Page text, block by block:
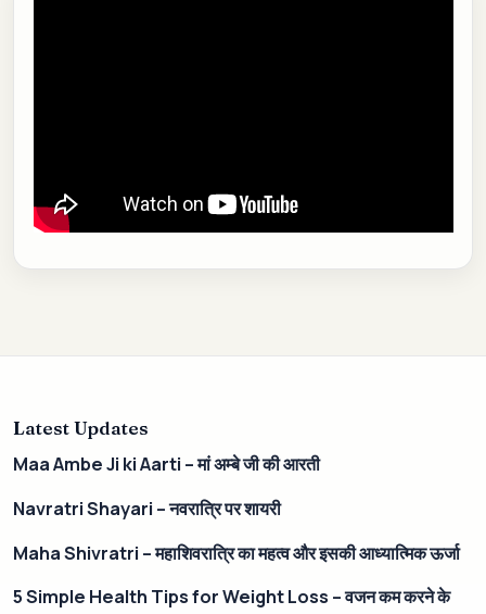
Latest Updates
Maa Ambe Ji ki Aarti – मां अम्बे जी की आरती
Navratri Shayari – नवरात्रि पर शायरी
Maha Shivratri – महाशिवरात्रि का महत्व और इसकी आध्यात्मिक ऊर्जा
5 Simple Health Tips for Weight Loss – वजन कम करने के